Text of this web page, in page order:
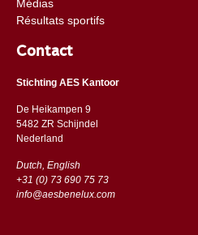
Médias
Résultats sportifs
Contact
Stichting AES Kantoor
De Heikampen 9
5482 ZR Schijndel
​​Nederland
Dutch, English
+31 (0) 73 690 75 73
info@aesbenelux.com